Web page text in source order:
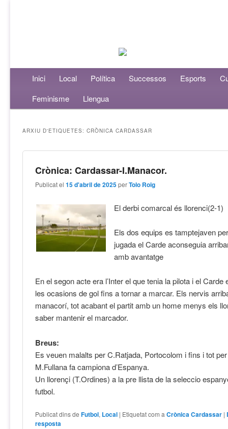
Menú principalAneu al contingut principal
Aneu al contingut secundari
Inici Local Política Successos Esports
Feminisme
Llengua
ARXIU D'ETIQUETES:CRÒNICA CARDASSAR
Crònica: Cardassar-I.Manacor.
Publicat el15 d'abril de 2025 perTolo Roig
El derbi comarcal és llorenci(2-1)
Els dos equips es tamptejaven
jugada el Carde aconseguia
amb avantatge
En el segon acte era l’Inter el que tenia la pilota i el Carde
les ocasions de gol fins a tornar a marcar. Els nervis
manacorí, tot acabant el partit amb un home menys els
saber mantenir el marcador.
Breus:
Es veuen malalts per C.Ratjada, Portocolom i fins i tot
M.Fullana fa campiona d’Espanya.
Un llorençi (T.Ordines) a la pre llista de la seleccio
futbol.
Publicat dins de Futbol, Local | Etiquetat com a Crònica Cardassar |
resposta